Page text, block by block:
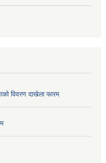
विवरण दाखेला फारम